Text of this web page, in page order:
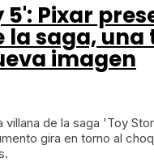
5': Pixar
la saga,
imagen
villana de la saga 'Toy
gira en torno al